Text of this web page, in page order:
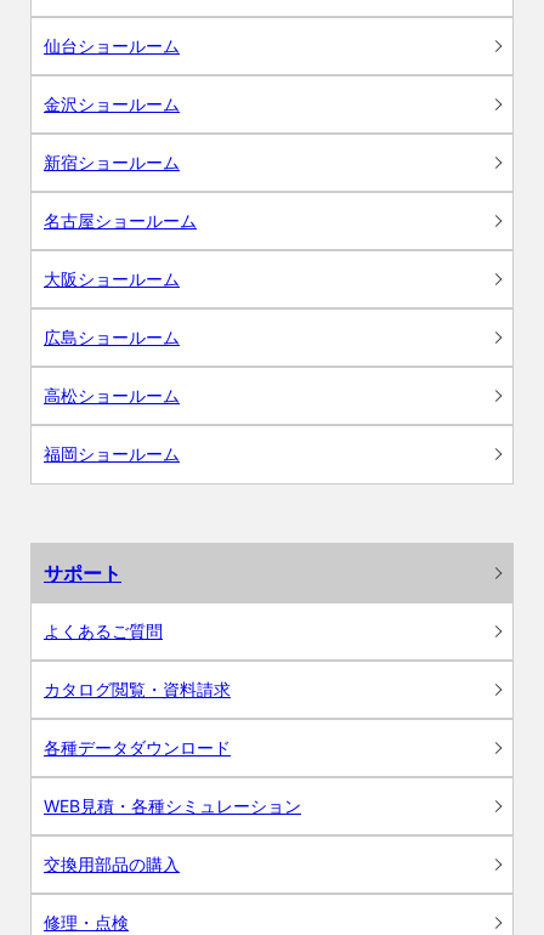
仙台ショールーム
金沢ショールーム
新宿ショールーム
名古屋ショールーム
大阪ショールーム
広島ショールーム
高松ショールーム
福岡ショールーム
サポート
よくあるご質問
カタログ閲覧・資料請求
各種データダウンロード
WEB見積・各種シミュレーション
交換用部品の購入
修理・点検